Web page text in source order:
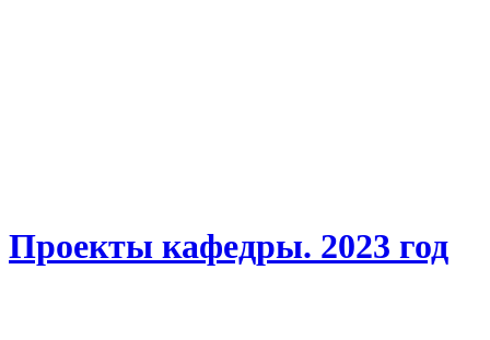
Проекты кафедры. 2023 год